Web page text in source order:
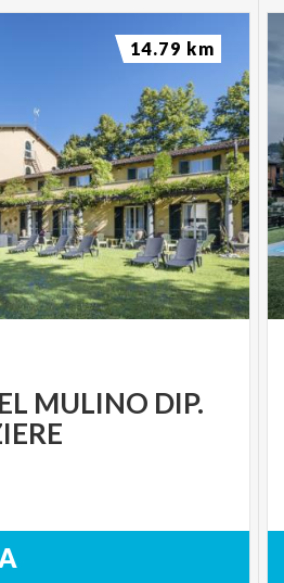
MULINO DIP.
14.79 km